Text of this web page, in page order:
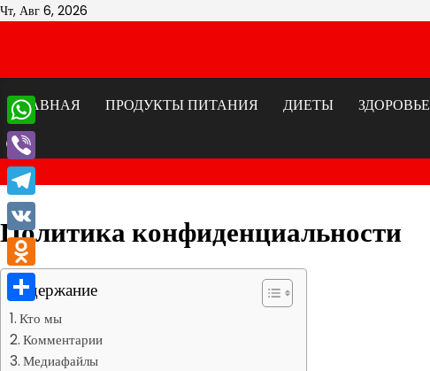
Перейти
Чт, Авг 6, 2026
ГЛАВНАЯ
ПРОДУКТЫ ПИТАНИЯ ДИЕТЫ ЗДОРОВЬЕ
Политика конфиденциальности
Содержание
Кто мы
Комментарии
Медиафайлы
WhatsApp
Viber
Telegram
VK
Odnoklassniki
Отправить